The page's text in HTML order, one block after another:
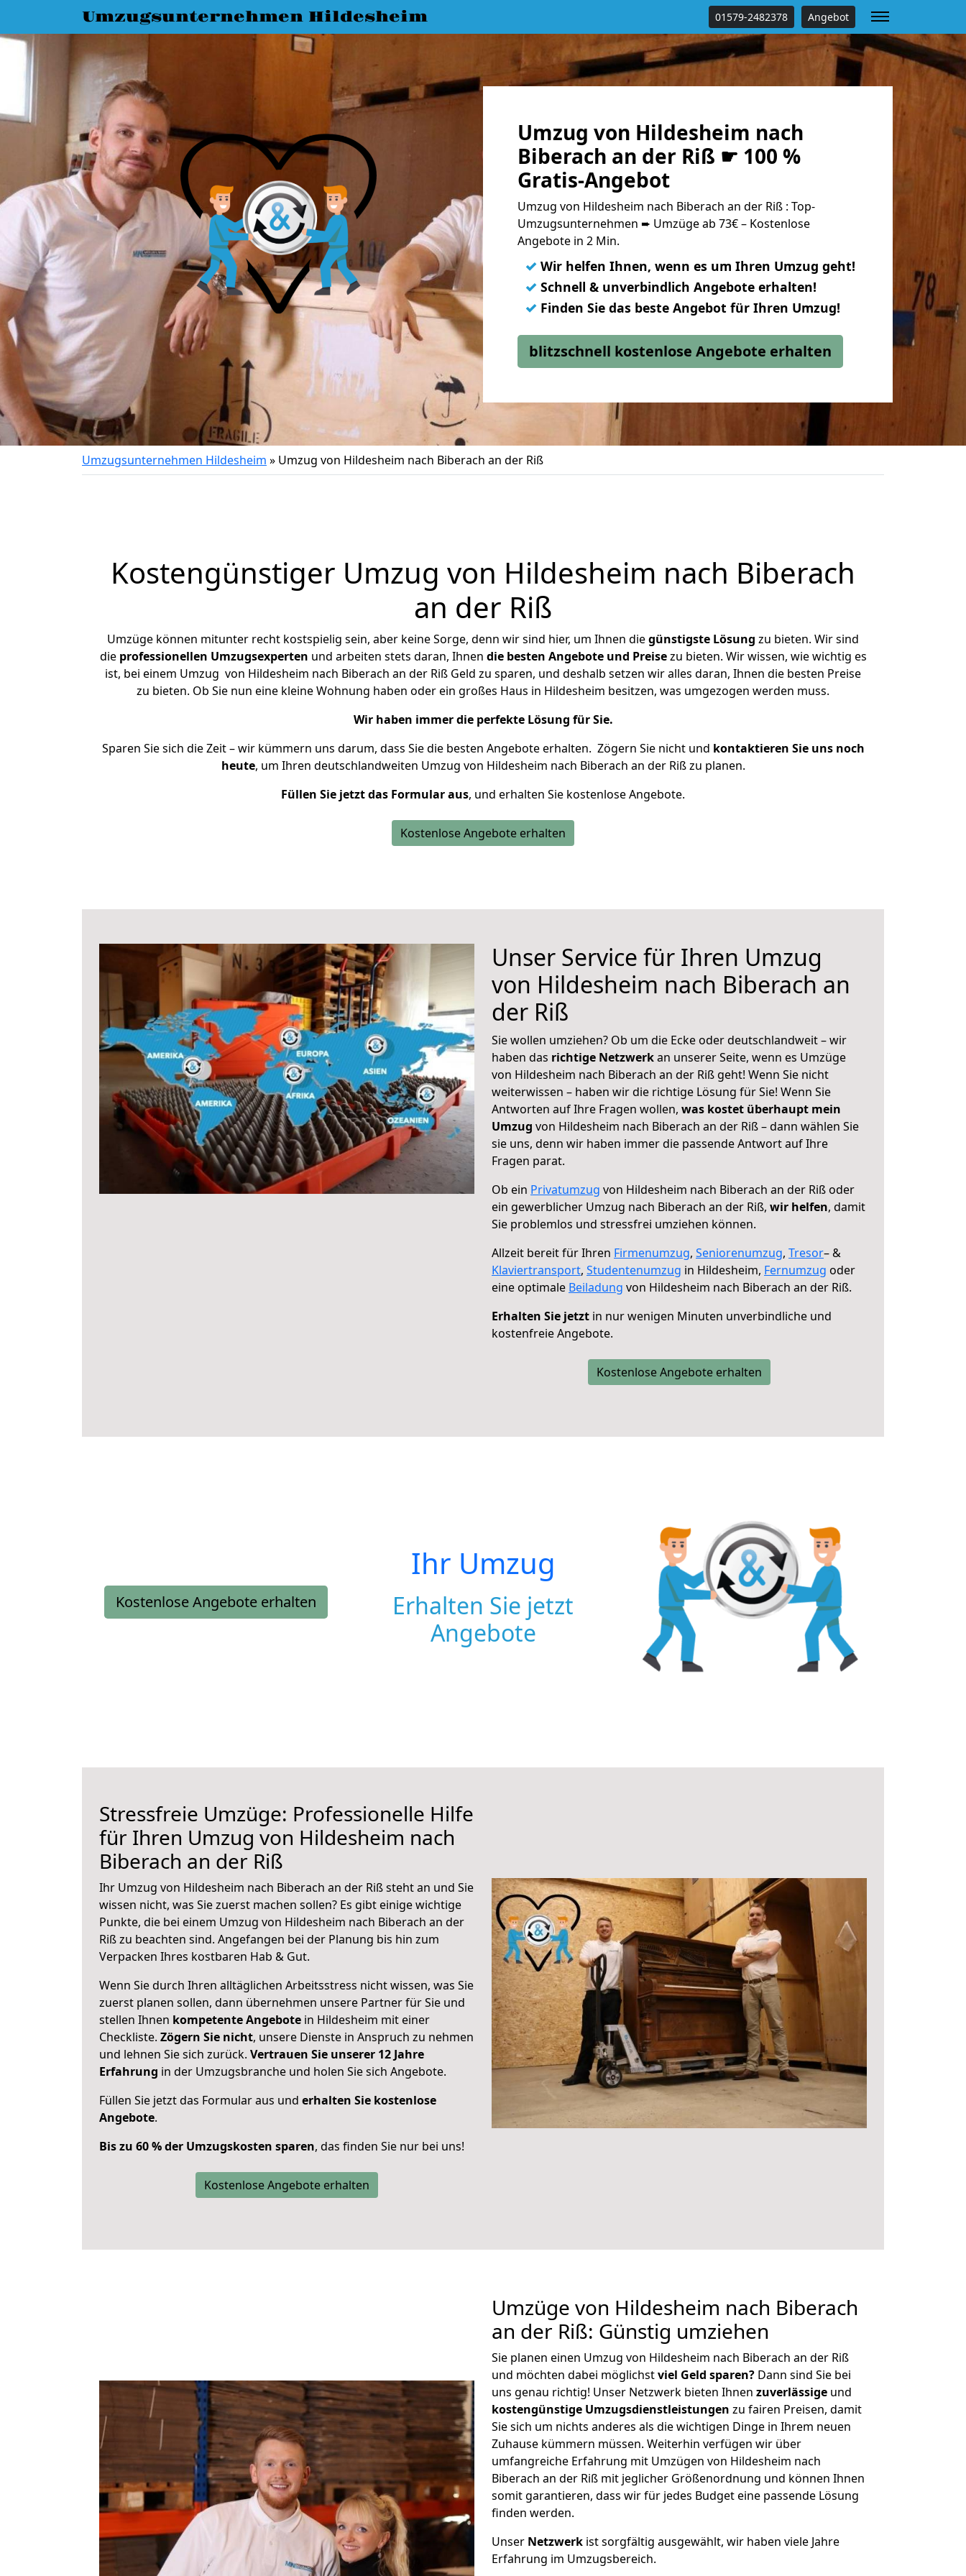
Umzugsunternehmen Hildesheim 01579-2482378 Angebot
Umzug von Hildesheim nach
Biberach an der Riß ☛ 100 %
Gratis-Angebot
Umzug von Hildesheim nach Biberach an der Riß : Top-
Umzugsunternehmen ➨ Umzüge ab 73€ – Kostenlose
Angebote in 2 Min.
✓ Wir helfen Ihnen, wenn es um Ihren Umzug geht!
✓ Schnell & unverbindlich Angebote erhalten!
✓ Finden Sie das beste Angebot für Ihren Umzug!
blitzschnell kostenlose Angebote erhalten
Umzugsunternehmen Hildesheim » Umzug von Hildesheim nach Biberach an der Riß
Kostengünstiger Umzug von Hildesheim nach Biberach
an der Riß
Umzüge können mitunter recht kostspielig sein, aber keine Sorge, denn wir sind hier, um Ihnen diegünstigste Lösung zu bieten. Wir sind
die professionellen Umzugsexperten und arbeiten stets daran, Ihnen die besten Angebote und Preisezu bieten. Wir wissen, wie wichtig es
ist, bei einem Umzug von Hildesheim nach Biberach an der Riß Geld zu sparen, und deshalb setzen wir alles daran, Ihnen die besten Preise
zu bieten. Ob Sie nun eine kleine Wohnung haben oder ein großes Haus in Hildesheim besitzen, was umgezogen werden muss.
Wir haben immer die perfekte Lösung für Sie.
Sparen Sie sich die Zeit – wir kümmern uns darum, dass Sie die besten Angebote erhalten. Zögern Sie nicht und kontaktieren Sie uns noch
heute, um Ihren deutschlandweiten Umzug von Hildesheim nach Biberach an der Riß zu planen.
Füllen Sie jetzt das Formular aus, und erhalten Sie kostenlose Angebote.
Kostenlose Angebote erhalten
Unser Service für Ihren Umzug
von Hildesheim nach Biberach an
der Riß
Sie wollen umziehen? Ob um die Ecke oder deutschlandweit – wir
haben das richtige Netzwerkan unserer Seite, wenn es Umzüge
von Hildesheim nach Biberach an der Riß geht! Wenn Sie nicht
weiterwissen – haben wir die richtige Lösung für Sie! Wenn Sie
Antworten auf Ihre Fragen wollen, was kostet überhaupt mein
Umzug von Hildesheim nach Biberach an der Riß – dann wählen Sie
sie uns, denn wir haben immer die passende Antwort auf Ihre
Fragen parat.
Ob ein Privatumzug von Hildesheim nach Biberach an der Riß oder
ein gewerblicher Umzug nach Biberach an der Riß, wir helfen, damit
Sie problemlos und stressfrei umziehen können.
Allzeit bereit für Ihren Firmenumzug, Seniorenumzug, Tresor– &
Klaviertransport, Studentenumzug in Hildesheim, Fernumzug oder
eine optimale Beiladung von Hildesheim nach Biberach an der Riß.
Erhalten Sie jetzt in nur wenigen Minuten unverbindliche und
kostenfreie Angebote.
Kostenlose Angebote erhalten
Kostenlose Angebote erhalten
Ihr Umzug
Erhalten Sie jetzt
Angebote
Stressfreie Umzüge: Professionelle Hilfe
für Ihren Umzug von Hildesheim nach
Biberach an der Riß
Ihr Umzug von Hildesheim nach Biberach an der Riß steht an und Sie
wissen nicht, was Sie zuerst machen sollen? Es gibt einige wichtige
Punkte, die bei einem Umzug von Hildesheim nach Biberach an der
Riß zu beachten sind. Angefangen bei der Planung bis hin zum
Verpacken Ihres kostbaren Hab & Gut.
Wenn Sie durch Ihren alltäglichen Arbeitsstress nicht wissen, was Sie
zuerst planen sollen, dann übernehmen unsere Partner für Sie und
stellen Ihnen kompetente Angebote in Hildesheim mit einer
Checkliste. Zögern Sie nicht, unsere Dienste in Anspruch zu nehmen
und lehnen Sie sich zurück. Vertrauen Sie unserer 12 Jahre
Erfahrung in der Umzugsbranche und holen Sie sich Angebote.
Füllen Sie jetzt das Formular aus und erhalten Sie kostenlose
Angebote.
Bis zu 60 % der Umzugskosten sparen, das finden Sie nur bei uns!
Kostenlose Angebote erhalten
Umzüge von Hildesheim nach Biberach
an der Riß: Günstig umziehen
Sie planen einen Umzug von Hildesheim nach Biberach an der Riß
und möchten dabei möglichstviel Geld sparen? Dann sind Sie bei
uns genau richtig! Unser Netzwerk bieten Ihnen zuverlässige und
kostengünstige Umzugsdienstleistungen zu fairen Preisen, damit
Sie sich um nichts anderes als die wichtigen Dinge in Ihrem neuen
Zuhause kümmern müssen. Weiterhin verfügen wir über
umfangreiche Erfahrung mit Umzügen von Hildesheim nach
Biberach an der Riß mit jeglicher Größenordnung und können Ihnen
somit garantieren, dass wir für jedes Budget eine passende Lösung
finden werden.
Unser Netzwerk ist sorgfältig ausgewählt, wir haben viele Jahre
Erfahrung im Umzugsbereich.